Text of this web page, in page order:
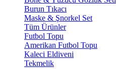
Burun Tıkacı
Maske & Şnorkel Set
Tüm Ürünler
Futbol Topu
Amerikan Futbol Topu
Kaleci Eldiveni
Tekmelik